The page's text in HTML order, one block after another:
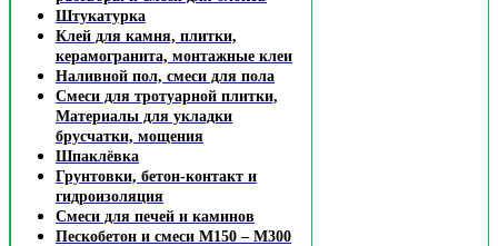
Штукатурка
Клей для камня, плитки,
керамогранита, монтажные клеи
Наливной пол, смеси для пола
Смеси для тротуарной плитки,
Материалы для укладки
брусчатки, мощения
Шпаклёвка
Грунтовки, бетон-контакт и
гидроизоляция
Смеси для печей и каминов
Пескобетон и смеси М150 – М300